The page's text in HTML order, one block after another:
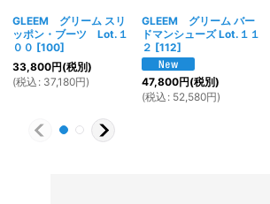
GLEEM グリーム スリ
ッポン・ブーツ Lot.１
００ [100]
33,800円(税別)
(税込 : 37,180円)
GLEEM グリーム バー
ドマンシューズ Lot.１１
２ [112]
47,800円(税別)
(税込 : 52,580円)